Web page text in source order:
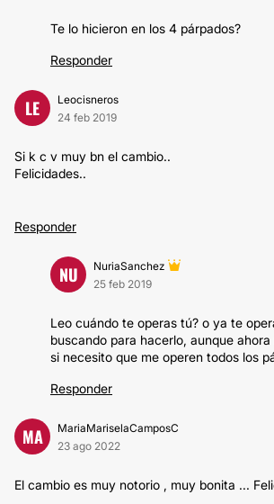
Te lo hicieron en los 4 párpados?
Responder
LE
Leocisneros
24 feb 2019
Si k c v muy bn el cambio..
Felicidades..
Responder
NU
NuriaSanchez
25 feb 2019
Leo cuándo te operas tú? o ya te
buscando para hacerlo, aunque
si necesito que me operen todos los
Responder
MA
MariaMariselaCamposC
23 ago 2022
El cambio es muy notorio , muy bonita ...